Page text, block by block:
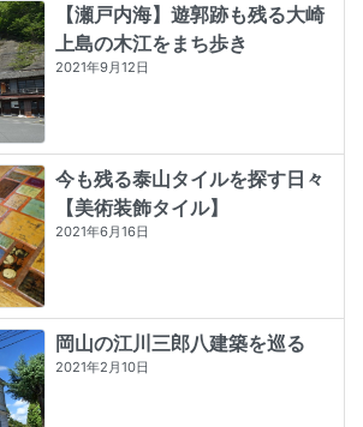
【瀬戸内海】遊郭跡も残る大崎
上島の木江をまち歩き
2021年9月12日
今も残る泰山タイルを探す日々
【美術装飾タイル】
2021年6月16日
岡山の江川三郎八建築を巡る
2021年2月10日